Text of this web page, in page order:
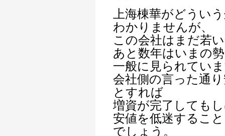
上海棟華がどうい
わかりませんが、
この会社はまだ若
あと数年はいまの
一般に見られてい
会社側の言った通
とすれば
増資が完了しても
安値を低迷するこ
でしょう。